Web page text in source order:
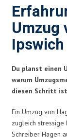
Umzug
Ipswich
Du planst einen
warum
diesen Schritt
Ein Umzug von
zugleich stressige
Schreiber Hagen